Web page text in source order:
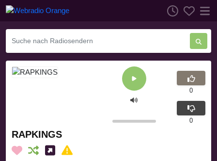
RAPKINGS
0
0